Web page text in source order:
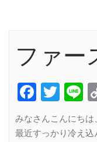
ファー
みなさんこんにちは
最近すっかり冷え